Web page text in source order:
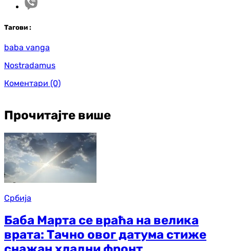
Тагови :
baba vanga
Nostradamus
Коментари (0)
Прочитајте више
Србија
Баба Марта се враћа на велика
врата: Тачно овог датума стиже